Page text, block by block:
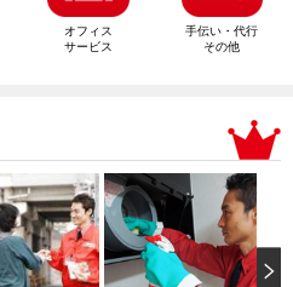
オフィス
サービス
手伝い・代行
その他